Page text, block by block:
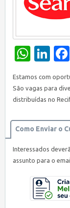
Estamos com
São vagas para
distribuídas no
Como Enviar o
Interessados
assunto para o